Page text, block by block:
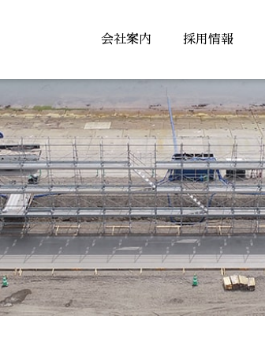
会社案内 採用情報